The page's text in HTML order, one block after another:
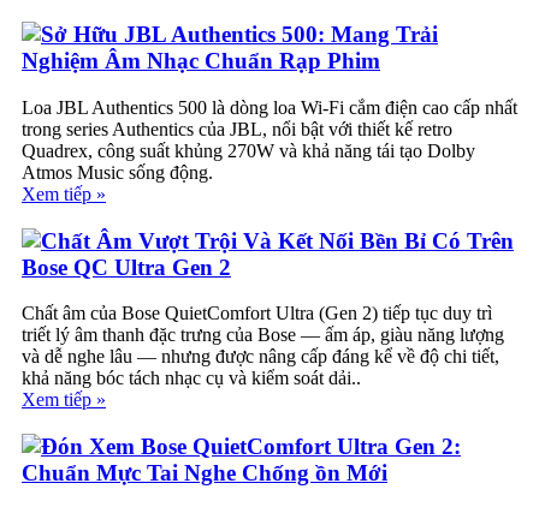
Sở Hữu JBL Authentics 500: Mang Trải
Nghiệm Âm Nhạc Chuẩn Rạp Phim
Loa JBL Authentics 500 là dòng loa Wi-Fi cắm điện cao cấp nhất
trong series Authentics của JBL, nổi bật với thiết kế retro
Quadrex, công suất khủng 270W và khả năng tái tạo Dolby
Atmos Music sống động.
Xem tiếp »
Chất Âm Vượt Trội Và Kết Nối Bền Bỉ Có Trên
Bose QC Ultra Gen 2
Chất âm của Bose QuietComfort Ultra (Gen 2) tiếp tục duy trì
triết lý âm thanh đặc trưng của Bose — ấm áp, giàu năng lượng
và dễ nghe lâu — nhưng được nâng cấp đáng kể về độ chi tiết,
khả năng bóc tách nhạc cụ và kiểm soát dải..
Xem tiếp »
Đón Xem Bose QuietComfort Ultra Gen 2:
Chuẩn Mực Tai Nghe Chống ồn Mới